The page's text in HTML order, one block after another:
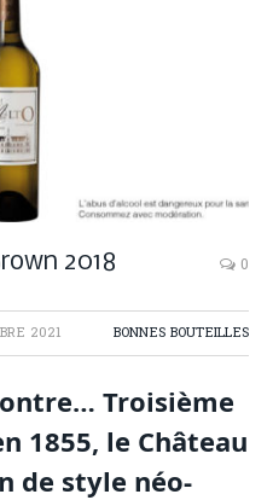
2018 0
2021 BONNES BOUTEILLES
… Troisième
1855, le Château
de style néo-